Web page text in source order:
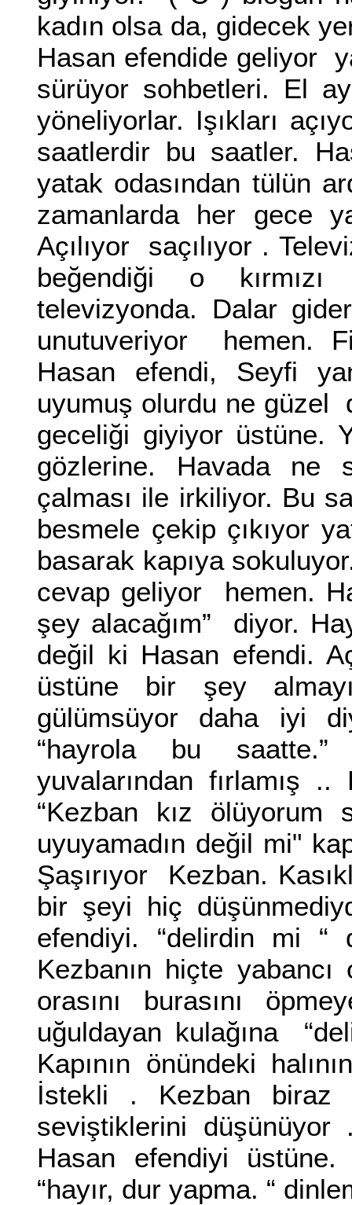
kadın olsa da, gidecek
Hasan efendide geliyor
sürüyor sohbetleri. El
yöneliyorlar. Işıkları
saatlerdir bu saatler.
yatak odasından tülün
zamanlarda her gece
Açılıyor saçılıyor .
beğendiği o
televizyonda. Dalar
unutuveriyor hemen.
Hasan efendi, Seyfi
uyumuş olurdu ne güzel
geceliği giyiyor üstüne.
gözlerine. Havada ne
çalması ile irkiliyor. Bu
besmele çekip çıkıyor
basarak kapıya
cevap geliyor hemen.
şey alacağım” diyor.
değil ki Hasan efendi.
üstüne bir şey
gülümsüyor daha iyi
“hayrola bu
yuvalarından fırlamış
“Kezban kız ölüyorum
uyuyamadın değil mi"
Şaşırıyor Kezban.
bir şeyi hiç
efendiyi. “delirdin mi
Kezbanın hiçte yabancı
orasını burasını
uğuldayan kulağına
Kapının önündeki
İstekli . Kezban biraz
seviştiklerini
Hasan efendiyi üstüne.
“hayır, dur yapma. “